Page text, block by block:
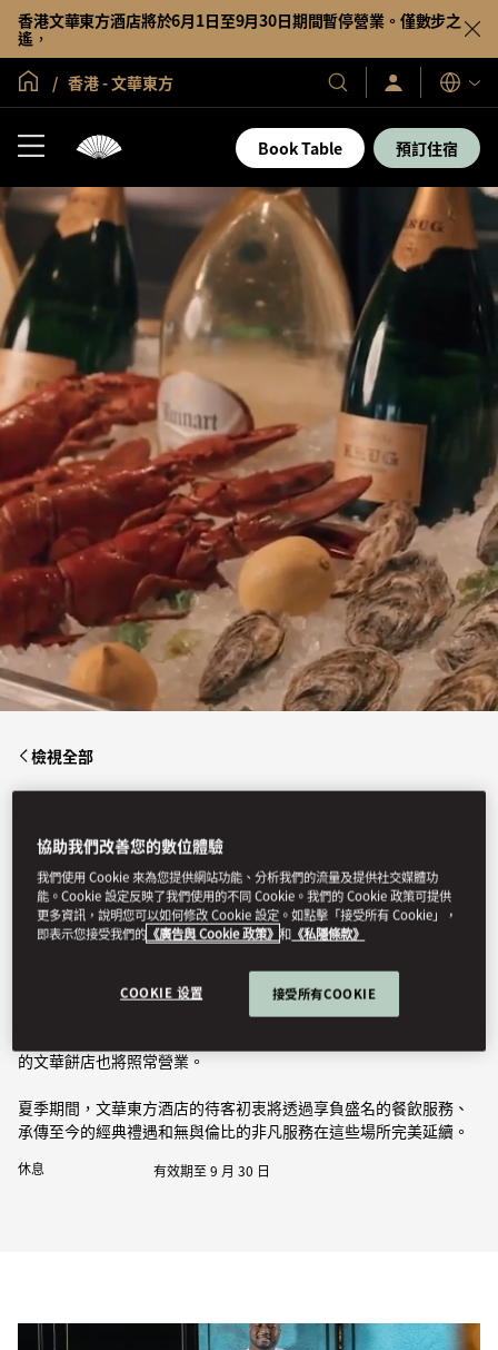
香港文華東方酒店將於6月1日至9月30日期間暫停營業。僅數步之
遙，
全球首頁
香港 - 文華東方
我
們
的
酒
假
村
登
入/
即
加
入
語
言
Book Table 預訂住宿
檢視全部
隨著香港文華東方酒店於夏季期間展開下一階段的翻新工程，文華
扒房+酒吧預計於2026年10月1日重新開幕，揭開全新美食篇章的序
在酒店附近的置地太子，位於25樓的Terrace Boulud by Mandarin
的文華餅店也將照常營業。
夏季期間，文華東方酒店的待客初衷將透過享負盛名的餐飲服務、
承傳至今的經典禮遇和無與倫比的非凡服務在這些場所完美延續。
休息 有效期至 9 月 30 日
協助我們改善您的數位體驗
我們使用 Cookie 來為您提供網站功能、分析我們的流量及提供社交媒體功
能。Cookie 設定反映了我們使用的不同 Cookie。我們的 Cookie 政策可提供
更多資訊，說明您可以如何修改 Cookie 設定。如點擊「接受所有 Cookie」，
即表示您接受我們的 《廣告與 Cookie 政策》 和 《私隱條款》
COOKIE 设置 接受所有COOKIE